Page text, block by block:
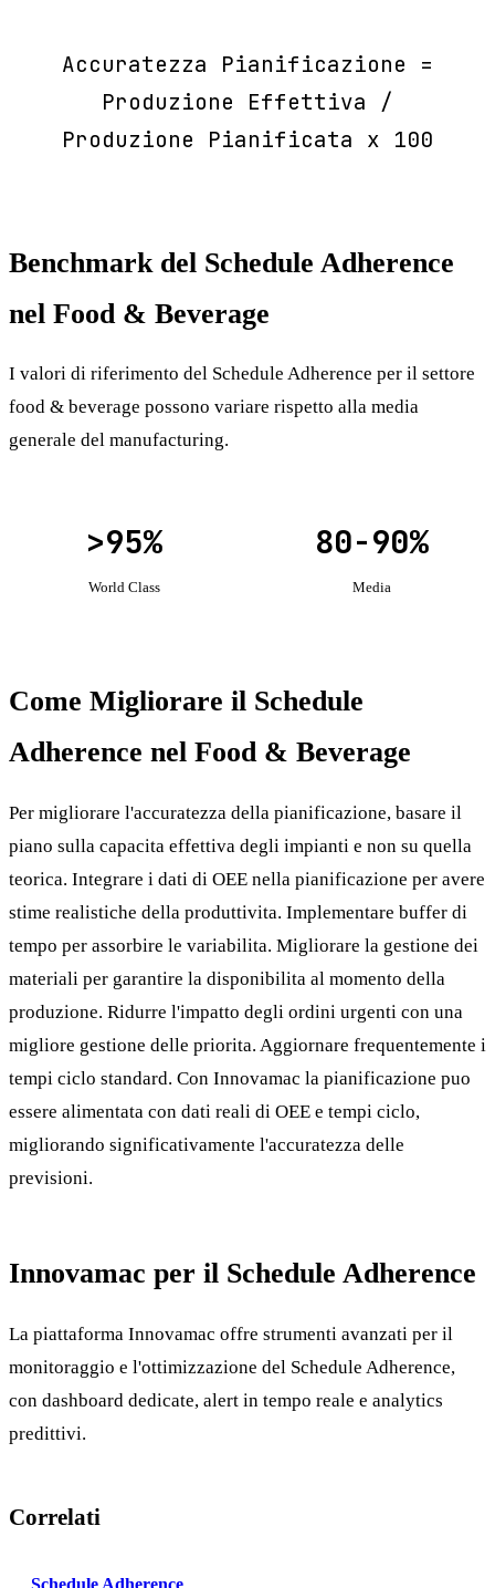
Accuratezza Pianificazione =
Produzione Effettiva /
Produzione Pianificata x 100
Benchmark del Schedule Adherence
nel Food & Beverage
I valori di riferimento del Schedule Adherence per il settore
food & beverage possono variare rispetto alla media
generale del manufacturing.
>95%
World Class
80-90%
Media
Come Migliorare il Schedule
Adherence nel Food & Beverage
Per migliorare l'accuratezza della pianificazione, basare il
piano sulla capacita effettiva degli impianti e non su quella
teorica. Integrare i dati di OEE nella pianificazione per avere
stime realistiche della produttivita. Implementare buffer di
tempo per assorbire le variabilita. Migliorare la gestione dei
materiali per garantire la disponibilita al momento della
produzione. Ridurre l'impatto degli ordini urgenti con una
migliore gestione delle priorita. Aggiornare frequentemente i
tempi ciclo standard. Con Innovamac la pianificazione puo
essere alimentata con dati reali di OEE e tempi ciclo,
migliorando significativamente l'accuratezza delle
previsioni.
Innovamac per il Schedule Adherence
La piattaforma Innovamac offre strumenti avanzati per il
monitoraggio e l'ottimizzazione del Schedule Adherence,
con dashboard dedicate, alert in tempo reale e analytics
predittivi.
Correlati
Schedule Adherence